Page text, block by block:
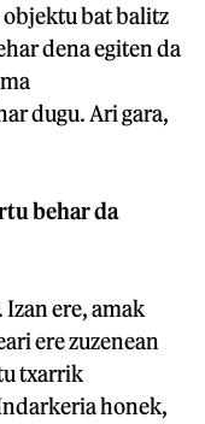
bat balitz
dena egiten da
dugu. Ari gara,
behar da
ere, amak
ere zuzenean
txarrik
honek,